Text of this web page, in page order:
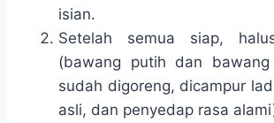
isian.
Setelah semua siap,
(bawang putih dan
sudah digoreng, dicampur
asli, dan penyedap rasa